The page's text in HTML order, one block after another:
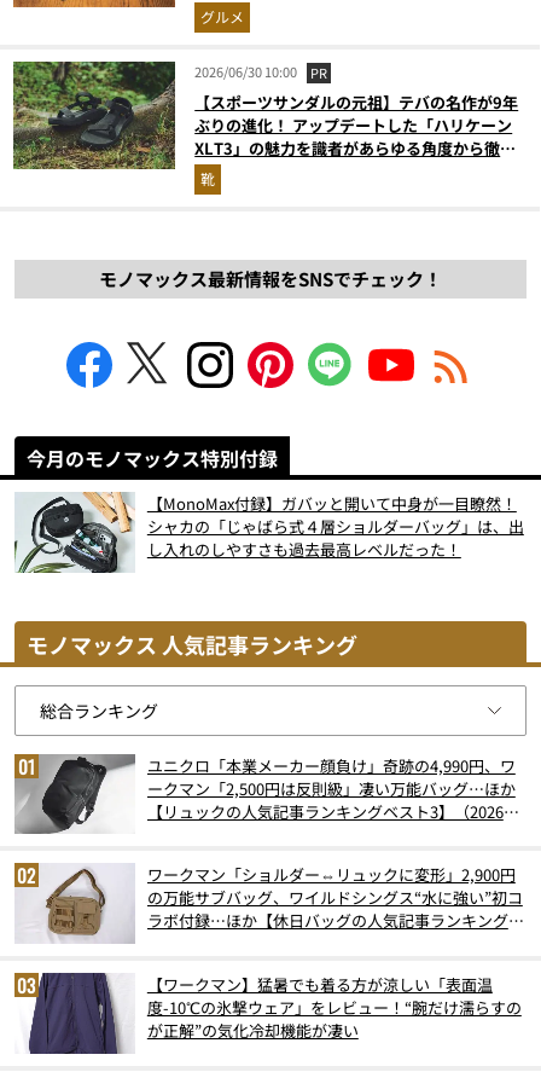
グルメ
2026/06/30 10:00 PR
【スポーツサンダルの元祖】テバの名作が9年
ぶりの進化！ アップデートした「ハリケーン
XLT3」の魅力を識者があらゆる角度から徹底
解説！
靴
モノマックス最新情報をSNSでチェック！
今月のモノマックス特別付録
【MonoMax付録】ガバッと開いて中身が一目瞭然！
シャカの「じゃばら式４層ショルダーバッグ」は、出
し入れのしやすさも過去最高レベルだった！
モノマックス 人気記事ランキング
ユニクロ「本業メーカー顔負け」奇跡の4,990円、ワ
ークマン「2,500円は反則級」凄い万能バッグ…ほか
【リュックの人気記事ランキングベスト3】（2026年
ワークマン「ショルダー⇔リュックに変形」2,900円
の万能サブバッグ、ワイルドシングス“水に強い”初コ
ラボ付録…ほか【休日バッグの人気記事ランキングベ
【ワークマン】猛暑でも着る方が涼しい「表面温
度-10℃の氷撃ウェア」をレビュー！“腕だけ濡らすの
が正解”の気化冷却機能が凄い